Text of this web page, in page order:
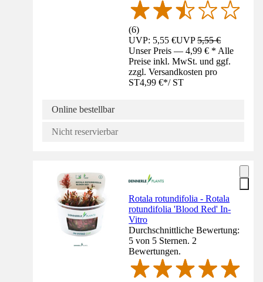
(6)
UVP: 5,55 €UVP5,55 €
Unser Preis — 4,99 € * Alle
Preise inkl. MwSt. und ggf.
zzgl. Versandkosten pro
ST4,99 €*/ ST
Online bestellbar
Nicht reservierbar
Rotala rotundifolia - Rotala
rotundifolia 'Blood Red' In-
Vitro
Durchschnittliche Bewertung:
5 von 5 Sternen. 2
Bewertungen.